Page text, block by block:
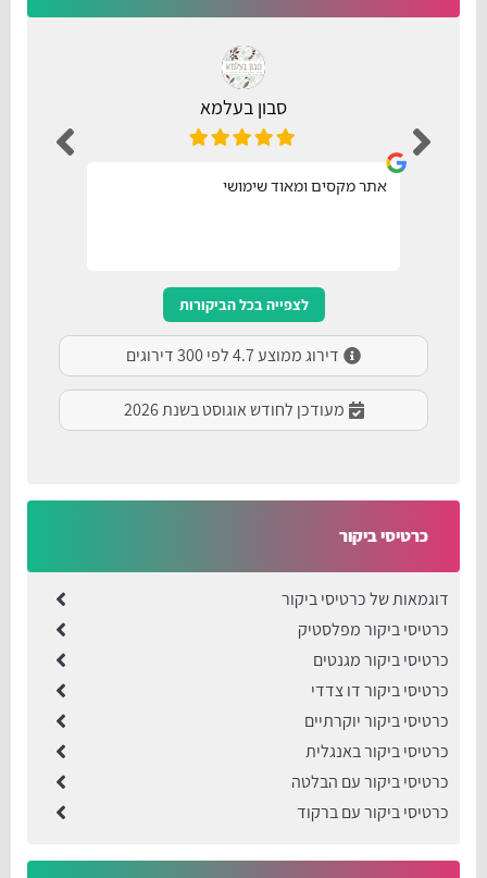
סבון בעלמא
אתר מקסים ומאוד שימושי
לצפייה בכל הביקורות
דירוג ממוצע 4.7 לפי 300 דירוגים
מעודכן לחודש אוגוסט בשנת 2026
כרטיסי ביקור
דוגמאות של כרטיסי ביקור
כרטיסי ביקור מפלסטיק
כרטיסי ביקור מגנטים
כרטיסי ביקור דו צדדי
כרטיסי ביקור יוקרתיים
כרטיסי ביקור באנגלית
כרטיסי ביקור עם הבלטה
כרטיסי ביקור עם ברקוד